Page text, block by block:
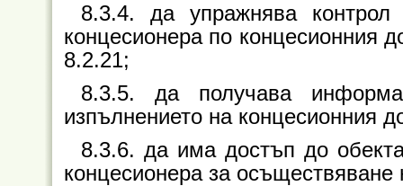
8.3.4. да упражнява
концесионера по концесионния
8.2.21;
8.3.5. да получава
изпълнението на концесионния
8.3.6. да има достъп до
концесионера за